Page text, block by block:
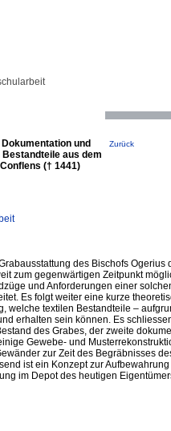
und
aus dem
(† 1441)
Zurück
des Bischofs Ogerius
zum gegenwärtigen Zeitpunkt
und Anforderungen einer
Es folgt weiter eine kurze
welche textilen Bestandteile –
erhalten sein können. Es
des Grabes, der zweite
Gewebe- und
zur Zeit des Begräbnisses
ist ein Konzept zur
im Depot des heutigen